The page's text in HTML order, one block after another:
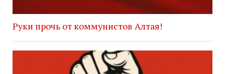
Руки прочь от коммунистов Алтая!